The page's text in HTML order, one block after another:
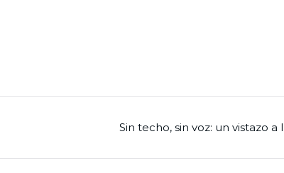
Sin techo, sin voz: un vistazo a